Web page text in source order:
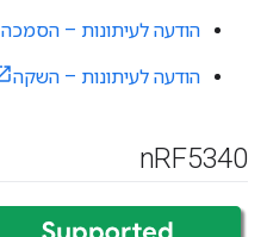
הודעה לעיתונות – הסמכה
הודעה לעיתונות – השקה
nRF5340